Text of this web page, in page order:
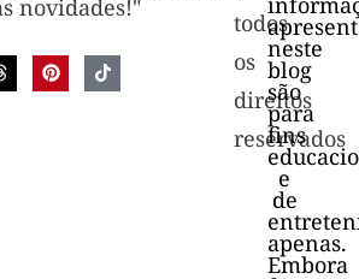
novidades!"
todos
os
direitos
reservados
neste
blog
são
para
fins
e
de
apenas.
Embora